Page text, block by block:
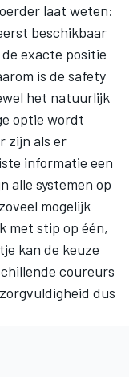
laat weten:
beschikbaar
exacte positie
is de safety
het natuurlijk
optie wordt
zijn als er
informatie een
alle systemen op
mogelijk
met stip op één,
kan de keuze
coureurs
dus